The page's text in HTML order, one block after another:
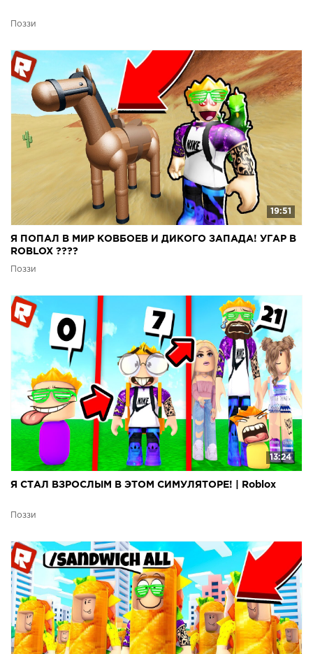
Поззи
19:51
Я ПОПАЛ В МИР КОВБОЕВ И ДИКОГО ЗАПАДА! УГАР В
ROBLOX ????
Поззи
13:24
Я СТАЛ ВЗРОСЛЫМ В ЭТОМ СИМУЛЯТОРЕ! | Roblox
Поззи